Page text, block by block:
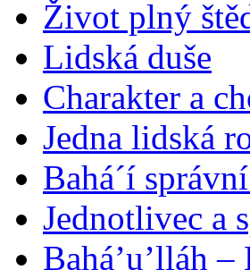
Život plný
Lidská duše
Charakter a
Jedna lidská
Bahá´í
Jednotlivec a
Bahá’u’lláh